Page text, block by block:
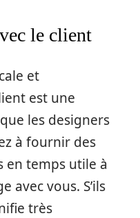
le client
et
est une
les designers
à fournir des
en temps utile à
avec vous. S’ils
très